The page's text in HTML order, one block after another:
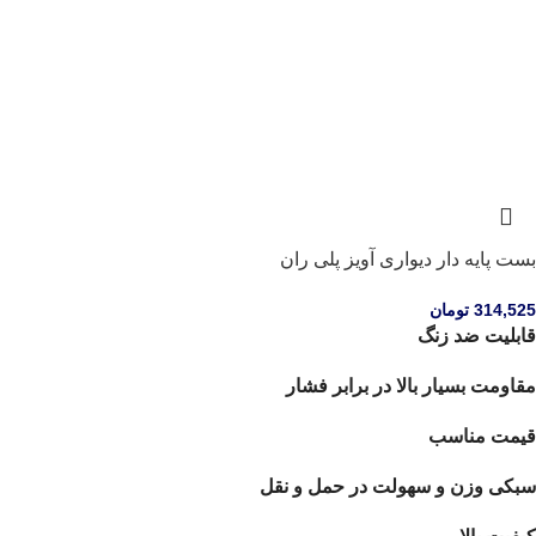
بست پایه دار دیواری آویز پلی ران
314,525 تومان
قابلیت ضد زنگ
مقاومت بسیار بالا در برابر فشار
قیمت مناسب
سبکی وزن و سهولت در حمل و نقل